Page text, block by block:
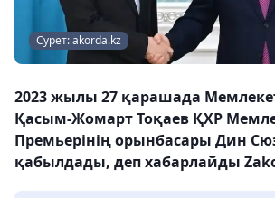
Сурет: akorda.kz
2023 жылы 27 қарашада
Қасым-Жомарт Тоқаев ҚХР
Премьерінің орынбасары Дин
қабылдады, деп хабарлайды